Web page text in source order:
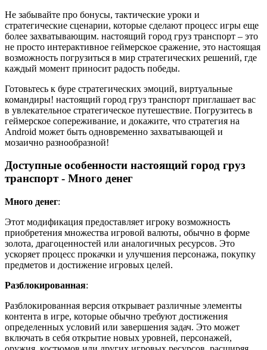
Не забывайте про бонусы, тактические уроки и
стратегические сценарии, которые сделают процесс игры еще
более захватывающим. настоящий город груз транспорт – это
не просто интерактивное геймерское сражение, это настоящая
возможность погрузиться в мир стратегических решений, где
каждый момент приносит радость победы.
Готовьтесь к буре стратегических эмоций, виртуальные
командиры! настоящий город груз транспорт приглашает вас
в увлекательное стратегическое путешествие. Погрузитесь в
геймерское сопереживание, и докажите, что стратегия на
Android может быть одновременно захватывающей и
мозаично разнообразной!
Доступные особенности настоящий город груз
транспорт - Много денег
Много денег:
Этот модификация предоставляет игроку возможность
приобретения множества игровой валюты, обычно в форме
золота, драгоценностей или аналогичных ресурсов. Это
ускоряет процесс прокачки и улучшения персонажа, покупку
предметов и достижение игровых целей.
Разблокированная:
Разблокированная версия открывает различные элементы
контента в игре, которые обычно требуют достижения
определенных условий или завершения задач. Это может
включать в себя открытие новых уровней, персонажей,